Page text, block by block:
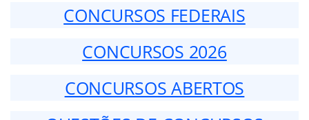
CONCURSOS FEDERAIS
CONCURSOS 2026
CONCURSOS ABERTOS